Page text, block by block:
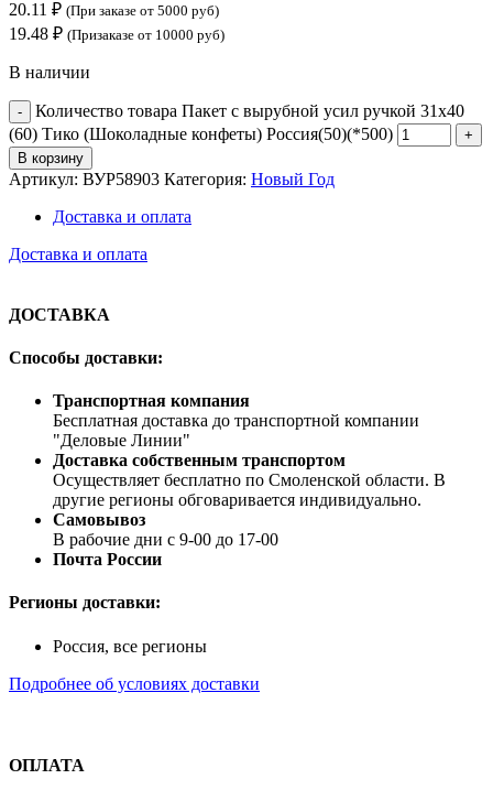
20.11 ₽ (При заказе от 5000 руб)
19.48 ₽ (Призаказе от 10000 руб)
В наличии
Количество товара Пакет с вырубной усил ручкой 31х40
(60) Тико (Шоколадные конфеты) Россия(50)(*500)
В корзину
Артикул: ВУР58903 Категория: Новый Год
Доставка и оплата
Доставка и оплата
ДОСТАВКА
Способы доставки:
Транспортная компания
Бесплатная доставка до транспортной компании
"Деловые Линии"
Доставка собственным транспортом
Осуществляет бесплатно по Смоленской области. В
другие регионы обговаривается индивидуально.
Самовывоз
В рабочие дни с 9-00 до 17-00
Почта России
Регионы доставки:
Россия, все регионы
Подробнее об условиях доставки
ОПЛАТА